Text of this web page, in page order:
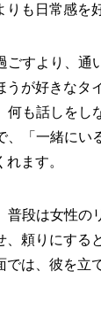
も日常感を
ごすより、通
が好きなタ
何も話しをし
、「一緒にい
ます。
普段は女性の
頼りにする
では、彼を立